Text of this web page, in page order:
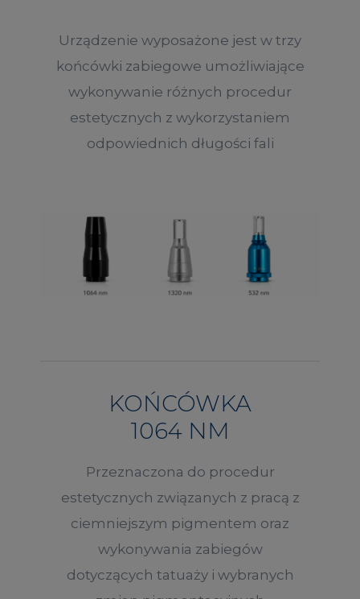
Urządzenie wyposażone jest w trzy
końcówki zabiegowe umożliwiające
wykonywanie różnych procedur
estetycznych z wykorzystaniem
odpowiednich długości fali
KOŃCÓWKA
1064 NM
Przeznaczona do procedur
estetycznych związanych z pracą z
ciemniejszym pigmentem oraz
wykonywania zabiegów
dotyczących tatuaży i wybranych